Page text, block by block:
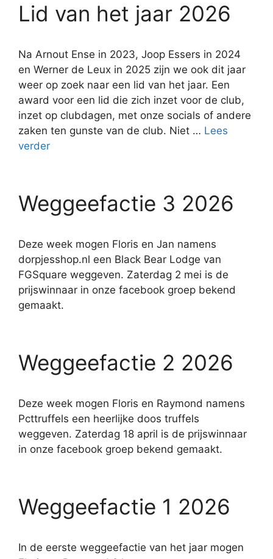
Lid van het jaar 2026
Na Arnout Ense in 2023, Joop Essers in 2024
en Werner de Leux in 2025 zijn we ook dit jaar
weer op zoek naar een lid van het jaar. Een
award voor een lid die zich inzet voor de club,
inzet op clubdagen, met onze socials of andere
zaken ten gunste van de club. Niet … Lees
verder
Weggeefactie 3 2026
Deze week mogen Floris en Jan namens
dorpjesshop.nl een Black Bear Lodge van
FGSquare weggeven. Zaterdag 2 mei is de
prijswinnaar in onze facebook groep bekend
gemaakt.
Weggeefactie 2 2026
Deze week mogen Floris en Raymond namens
Pcttruffels een heerlijke doos truffels
weggeven. Zaterdag 18 april is de prijswinnaar
in onze facebook groep bekend gemaakt.
Weggeefactie 1 2026
In de eerste weggeefactie van het jaar mogen